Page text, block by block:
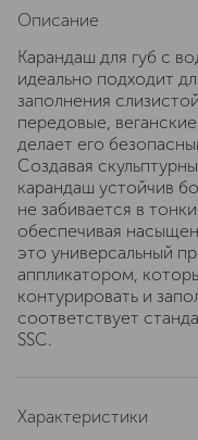
Описание
Карандаш для губ с
идеально подходит
заполнения
передовые,
делает его
Создавая
карандаш устойчив
не забивается в
обеспечивая
это универсальный
аппликатором,
контурировать и
соответствует
SSC.
Характеристики